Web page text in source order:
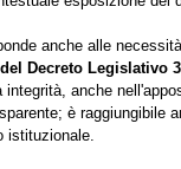
anche alle
Decreto Legislativo
integrità, anche
è raggiungibile
istituzionale.